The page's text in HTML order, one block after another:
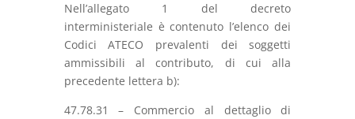
Nell’allegato 1 del decreto
interministeriale è contenuto l’elenco dei
Codici ATECO prevalenti dei soggetti
ammissibili al contributo, di cui alla
precedente lettera b):
47.78.31 – Commercio al dettaglio di